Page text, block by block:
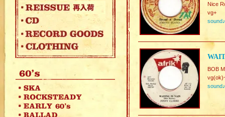
Nice
vg+
sound♪
BOB
sound♪